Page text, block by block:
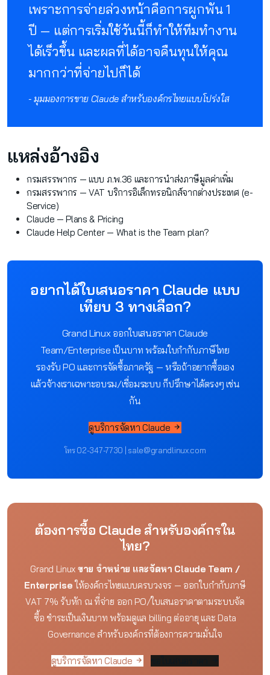
เพราะการจ่ายล่วงหน้าคือการผูกพัน 1
ปี — แต่การเริ่มใช้วันนี้ก็ทำให้ทีมทำงาน
ได้เร็วขึ้น และผลที่ได้อาจคืนทุนให้คุณ
มากกว่าที่จ่ายไปก็ได้
- มุมมองการขาย Claude สำหรับองค์กรไทยแบบโปร่งใส
แหล่งอ้างอิง
กรมสรรพากร — แบบ ภ.พ.36 และการนำส่งภาษีมูลค่าเพิ่ม
กรมสรรพากร — VAT บริการอิเล็กทรอนิกส์จากต่างประเทศ (e-
Service)
Claude — Plans & Pricing
Claude Help Center — What is the Team plan?
อยากได้ใบเสนอราคา Claude แบบ
เทียบ 3 ทางเลือก?
Grand Linux ออกใบเสนอราคา Claude
Team/Enterprise เป็นบาท พร้อมใบกำกับภาษีไทย
รองรับ PO และการจัดซื้อภาครัฐ — หรือถ้าอยากซื้อเอง
แล้วจ้างเราเฉพาะอบรม/เชื่อมระบบ ก็ปรึกษาได้ตรงๆ เช่น
กัน
ดูบริการจัดหา Claude
โทร 02-347-7730 | sale@grandlinux.com
ต้องการซื้อ Claude สำหรับองค์กรใน
ไทย?
Grand Linux ขาย จำหน่าย และจัดหา Claude Team /
Enterprise ให้องค์กรไทยแบบครบวงจร — ออกใบกำกับภาษี
VAT 7% รับหัก ณ ที่จ่าย ออก PO/ใบเสนอราคาตามระบบจัด
ซื้อ ชำระเป็นเงินบาท พร้อมดูแล billing ต่ออายุ และ Data
Governance สำหรับองค์กรที่ต้องการความมั่นใจ
ดูบริการจัดหา Claude